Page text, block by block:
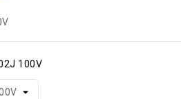
100V